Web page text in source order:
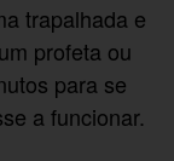
trapalhada e
profeta ou
para se
a funcionar.